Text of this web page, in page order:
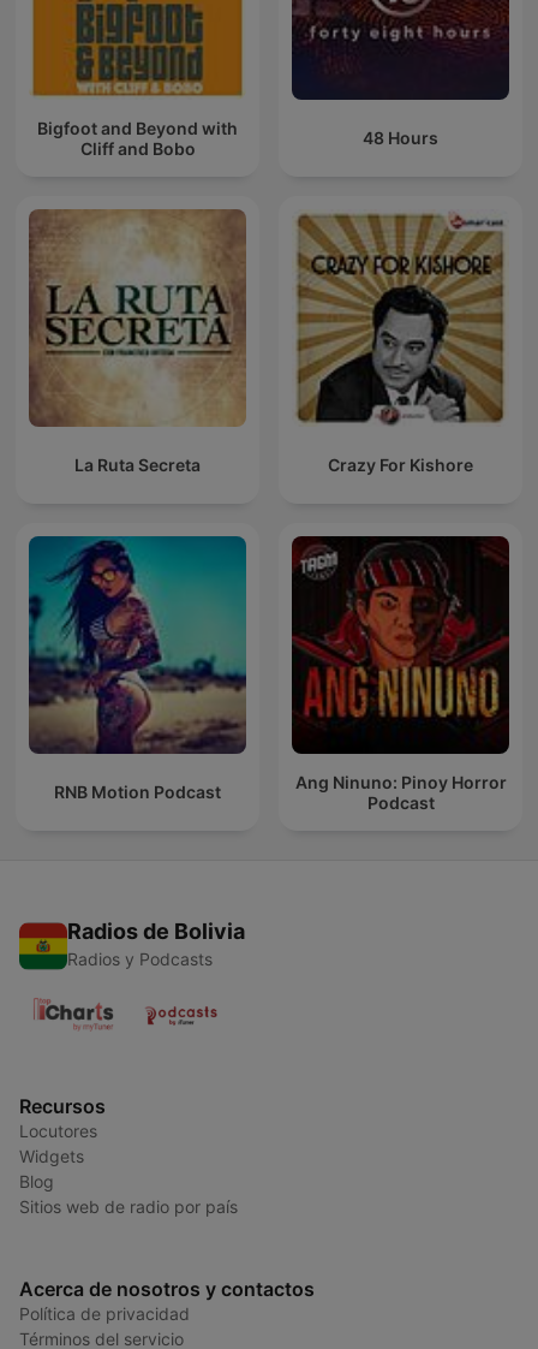
Bigfoot and Beyond with
Cliff and Bobo
48 Hours
La Ruta Secreta Crazy For Kishore
RNB Motion Podcast
Ang Ninuno: Pinoy Horror
Podcast
Radios de Bolivia
Radios y Podcasts
Recursos
Locutores
Widgets
Blog
Sitios web de radio por país
Acerca de nosotros y contactos
Política de privacidad
Términos del servicio